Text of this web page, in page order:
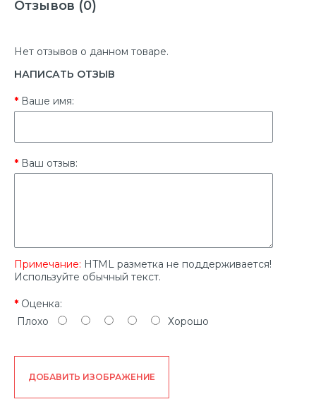
Отзывов (0)
Нет отзывов о данном товаре.
НАПИСАТЬ ОТЗЫВ
Ваше имя:
Ваш отзыв:
Примечание: HTML разметка не поддерживается!
Используйте обычный текст.
Оценка:
Плохо
Хорошо
ДОБАВИТЬ ИЗОБРАЖЕНИЕ